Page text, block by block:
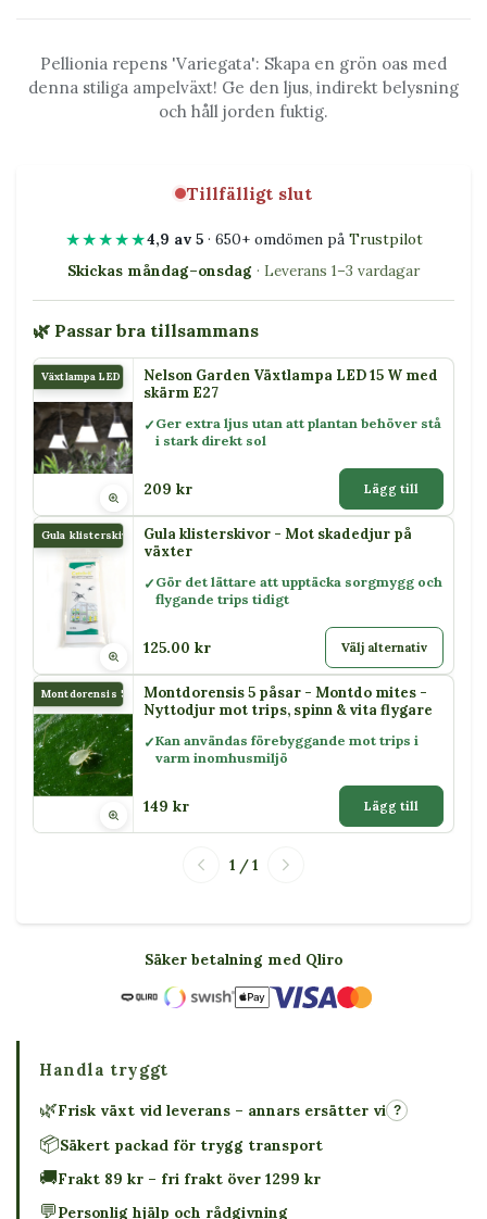
Pellionia repens 'Variegata': Skapa en grön oas med
denna stiliga ampelväxt! Ge den ljus, indirekt belysning
och håll jorden fuktig.
Tillfälligt slut
★★★★★4,9 av 5· 650+ omdömen på Trustpilot
Skickas måndag–onsdag · Leverans 1–3 vardagar
🌿 Passar bra tillsammans
Växtlampa LED 15 WNelson Garden Växtlampa LED 15 W med
skärm E27
Ger extra ljus utan att plantan behöver stå
i stark direkt sol
209 kr Lägg till
Gula klisterskivor
Gula klisterskivor - Mot skadedjur på
växter
Gör det lättare att upptäcka sorgmygg och
flygande trips tidigt
125.00 kr Välj alternativ
Montdorensis 5 påsarMontdorensis 5 påsar - Montdo mites -
Nyttodjur mot trips, spinn & vita flygare
Kan användas förebyggande mot trips i
varm inomhusmiljö
149 kr Lägg till
1 / 1
Säker betalning med Qliro
Handla tryggt
🌿Frisk växt vid leverans – annars ersätter vi ?
📦Säkert packad för trygg transport
🚚Frakt 89 kr – fri frakt över 1299 kr
💬Personlig hjälp och rådgivning